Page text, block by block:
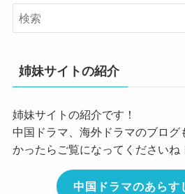
姉妹サイトの紹介
姉妹サイトの紹介です！
中国ドラマ、海外ドラマのブログ
かったらご覧になってくださいね
中国ドラマのあらす